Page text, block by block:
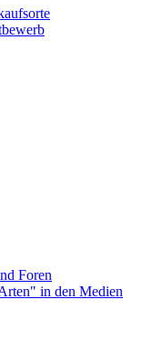
Foren
in den Medien